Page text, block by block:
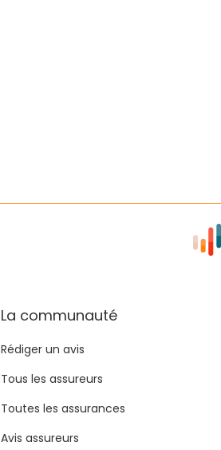
La communauté
Rédiger un avis
Tous les assureurs
Toutes les assurances
Avis assureurs